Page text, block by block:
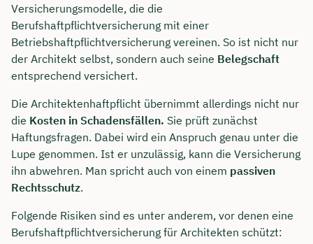
Versicherungsmodelle, die die
Berufshaftpflichtversicherung mit einer
Betriebshaftpflichtversicherung vereinen. So ist nicht nur
der Architekt selbst, sondern auch seine Belegschaft
entsprechend versichert.
Die Architektenhaftpflicht übernimmt allerdings nicht nur
die Kosten in Schadensfällen. Sie prüft zunächst
Haftungsfragen. Dabei wird ein Anspruch genau unter die
Lupe genommen. Ist er unzulässig, kann die Versicherung
ihn abwehren. Man spricht auch von einem passiven
Rechtsschutz.
Folgende Risiken sind es unter anderem, vor denen eine
Berufshaftpflichtversicherung für Architekten schützt: